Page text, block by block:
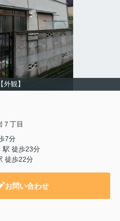
【外観】
７丁目
7分
駅 徒歩23分
徒歩22分
お問い合わせ